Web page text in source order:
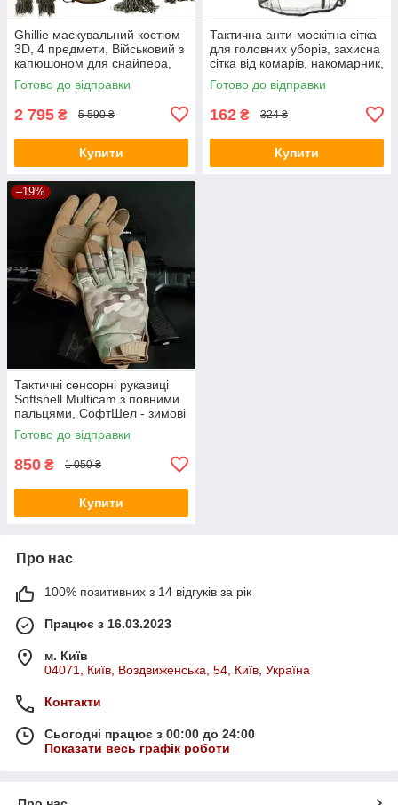
Ghillie маскувальний костюм
3D, 4 предмети, Військовий з
капюшоном для снайпера,
кікімора кикимора
Готово до відправки
2 795 ₴ 5 590 ₴
Купити
Тактична анти-москітна сітка
для головних уборів, захисна
сітка від комарів, накомарник,
колір олива
Готово до відправки
162 ₴ 324 ₴
Купити
–19%
Тактичні сенсорні рукавиці
Softshell Multicam з повними
пальцями, СофтШел - зимові
бойові рукавички з Touch
Screen
Готово до відправки
850 ₴ 1 050 ₴
Купити
Про нас
100% позитивних з 14 відгуків за рік
Працює з 16.03.2023
м. Київ
04071, Київ, Воздвиженська, 54, Київ, Україна
Контакти
Сьогодні працює з 00:00 до 24:00
Показати весь графік роботи